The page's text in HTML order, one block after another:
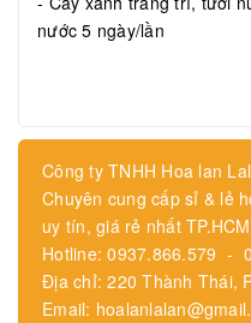
nước 5 ngày/lần
Công ty TNHH Hoa lan
Chuyên cung cấp sỉ & lẻ
uy tín, giá rẻ nhất TP.HCM
Hotline: 0937.866.579 -
Địa chỉ: 220 Thành Thái,
Email: